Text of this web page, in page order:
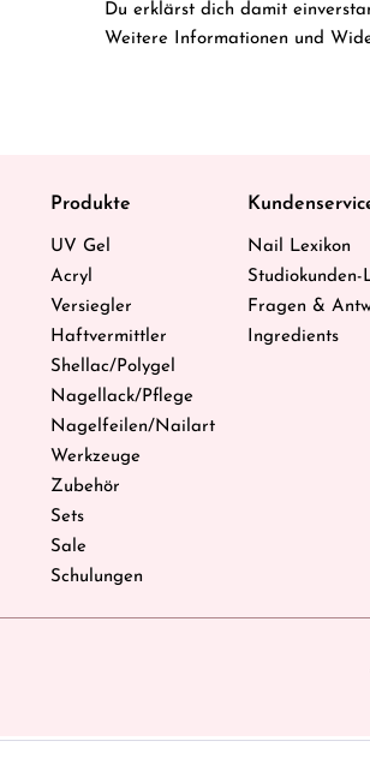
Du erklärst dich damit
Weitere Informationen und
Produkte
UV Gel
Acryl
Versiegler
Haftvermittler
Shellac/Polygel
Nagellack/Pflege
Nagelfeilen/Nailart
Werkzeuge
Zubehör
Sets
Sale
Schulungen
Nail Lexikon
Studiokunden-
Fragen &
Ingredients